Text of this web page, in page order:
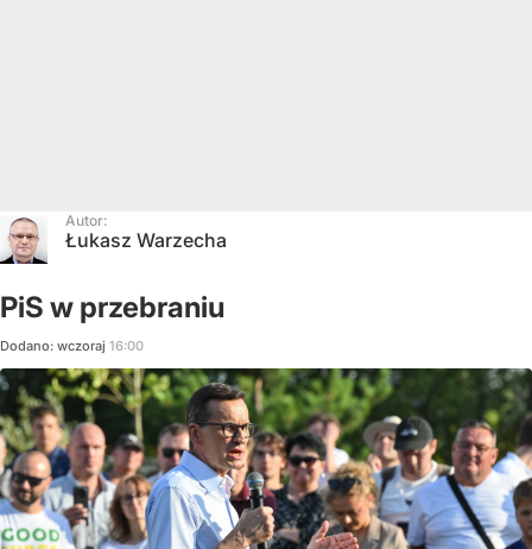
Autor:
Łukasz Warzecha
PiS w przebraniu
Dodano: wczoraj 16:00